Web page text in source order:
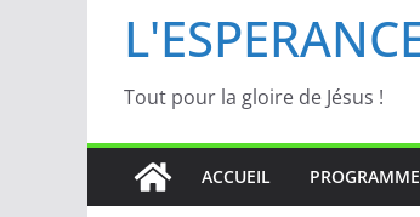
Tout pour la gloire de Jésus !
ACCUEIL PROGRAMME